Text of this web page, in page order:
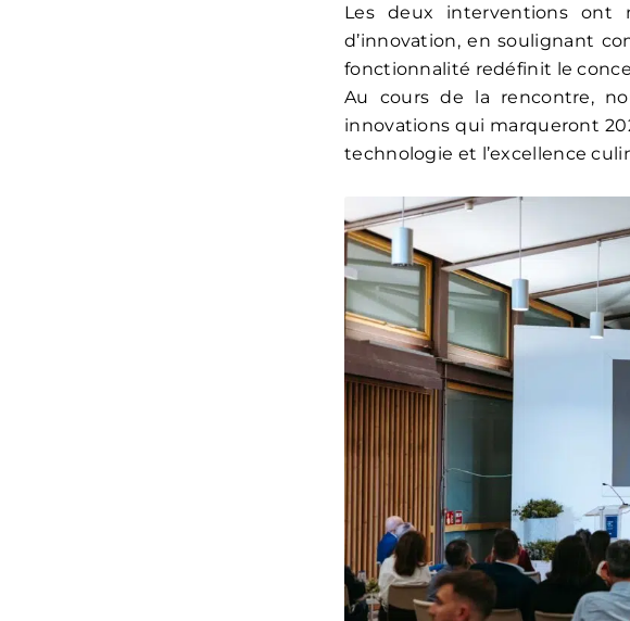
Les deux interventions
d’innovation, en soulignant
fonctionnalité redéfinit le
Au cours de la rencontre,
innovations qui marqueront
technologie et l’excellence